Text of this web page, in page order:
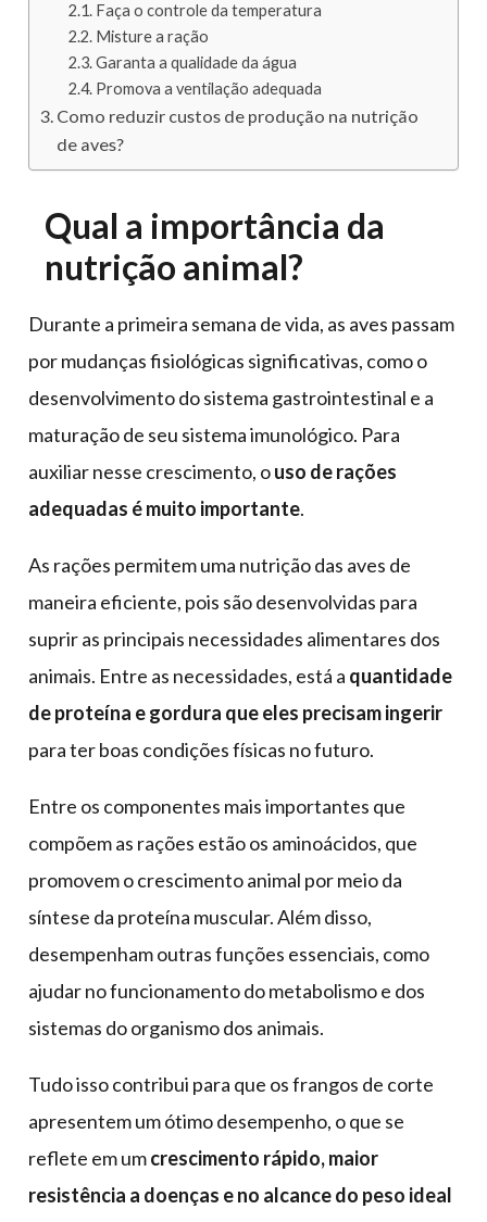
Faça o controle da temperatura
Misture a ração
Garanta a qualidade da água
Promova a ventilação adequada
Como reduzir custos de produção na nutrição
de aves?
Qual a importância da
nutrição animal?
Durante a primeira semana de vida, as aves passam
por mudanças fisiológicas significativas, como o
desenvolvimento do sistema gastrointestinal e a
maturação de seu sistema imunológico. Para
auxiliar nesse crescimento, ouso de rações
adequadas é muito importante.
As rações permitem uma nutrição das aves de
maneira eficiente, pois são desenvolvidas para
suprir as principais necessidades alimentares dos
animais. Entre as necessidades, está a quantidade
de proteína e gordura que eles precisam ingerir
para ter boas condições físicas no futuro.
Entre os componentes mais importantes que
compõem as rações estão os aminoácidos, que
promovem o crescimento animal por meio da
síntese da proteína muscular. Além disso,
desempenham outras funções essenciais, como
ajudar no funcionamento do metabolismo e dos
sistemas do organismo dos animais.
Tudo isso contribui para que os frangos de corte
apresentem um ótimo desempenho, o que se
reflete em umcrescimento rápido, maior
resistência a doenças e no alcance do peso ideal